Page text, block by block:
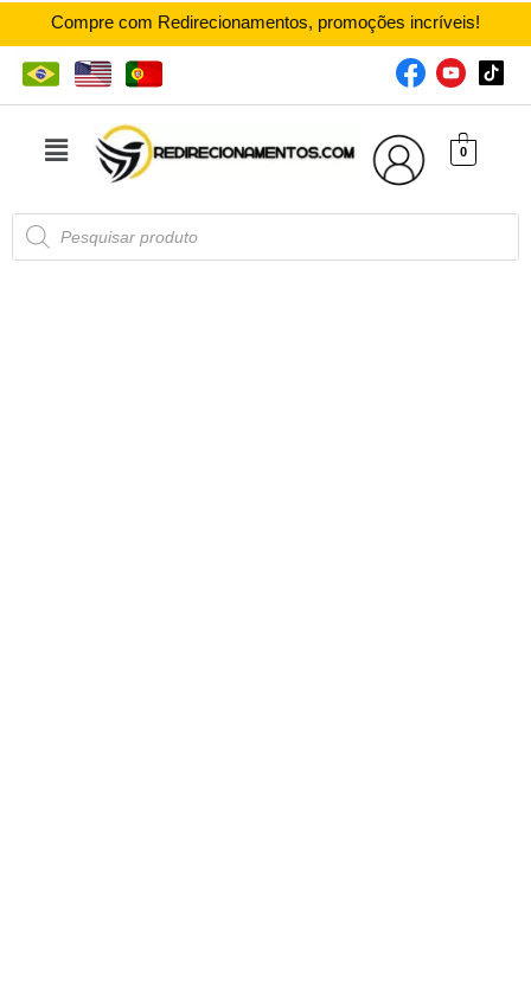
Compre com Redirecionamentos, promoções incríveis!
0